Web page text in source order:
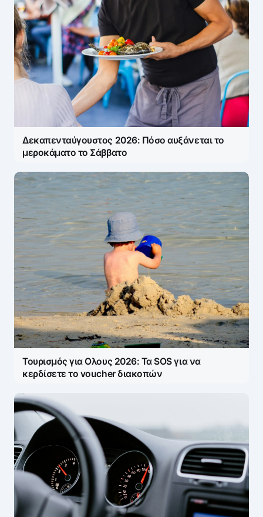
Δεκαπενταύγουστος 2026: Πόσο αυξάνεται το
μεροκάματο το Σάββατο
Τουρισμός για Ολους 2026: Τα SOS για να
κερδίσετε το voucher διακοπών